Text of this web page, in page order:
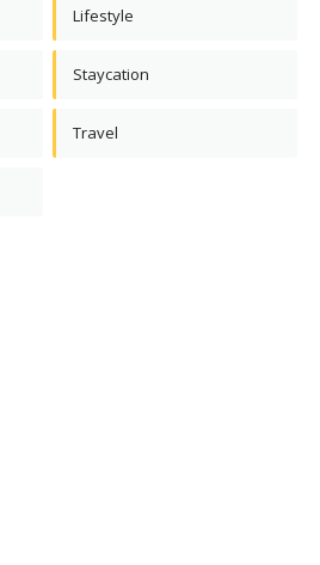
Lifestyle
Staycation
Travel